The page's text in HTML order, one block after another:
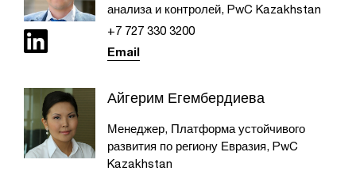
анализа и контролей, PwC Kazakhstan
+7 727 330 3200
Email
Айгерим Егембердиева
Менеджер, Платформа устойчивого
развития по региону Евразия, PwC
Kazakhstan